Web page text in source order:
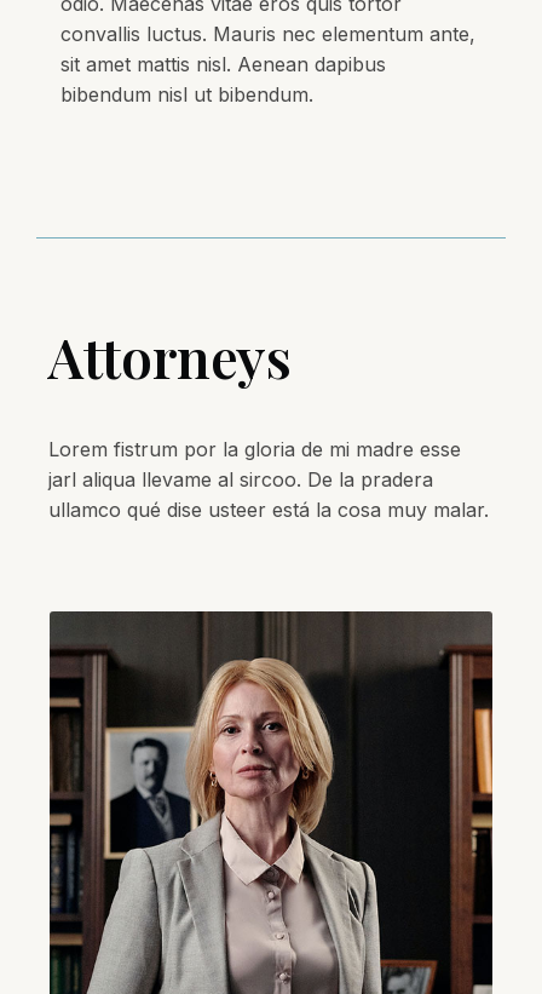
convallis luctus. Mauris nec elementum ante,
sit amet mattis nisl. Aenean dapibus
bibendum nisl ut bibendum.
Attorneys
Lorem fistrum por la gloria de mi madre esse
jarl aliqua llevame al sircoo. De la pradera
ullamco qué dise usteer está la cosa muy malar.